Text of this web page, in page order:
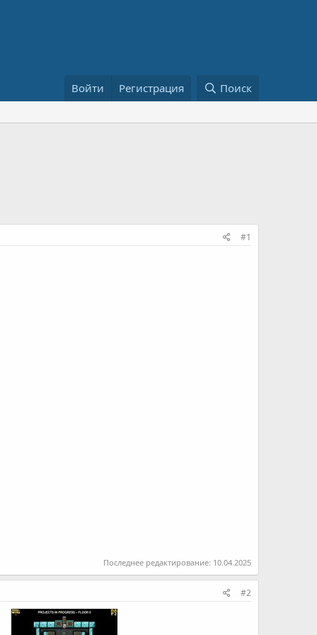
Войти Регистрация Поиск
#1
Последнее редактирование: 10.04.2025
#2